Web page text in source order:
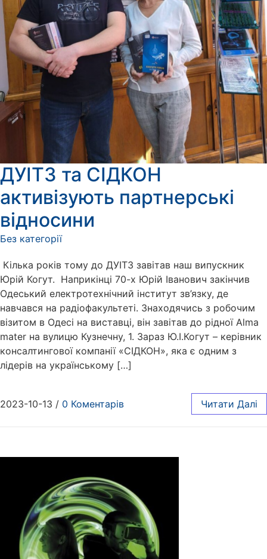
ДУІТЗ та СІДКОН
активізують партнерські
відносини
Без категорії
Кілька років тому до ДУІТЗ завітав наш випускник
Юрій Когут. Наприкінці 70-х Юрій Іванович закінчив
Одеський електротехнічний інститут зв’язку, де
навчався на радіофакультеті. Знаходячись з робочим
візитом в Одесі на виставці, він завітав до рідної Alma
mater на вулицю Кузнечну, 1. Зараз Ю.І.Когут – керівник
консалтингової компанії «СІДКОН», яка є одним з
лідерів на українському […]
2023-10-13 / 0 Коментарів Читати Далі